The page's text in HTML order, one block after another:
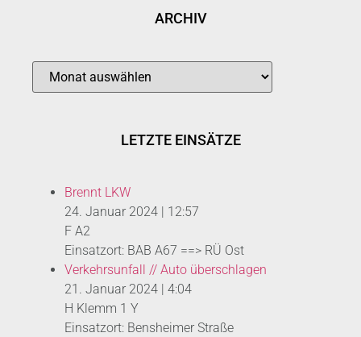
ARCHIV
LETZTE EINSÄTZE
Brennt LKW
24. Januar 2024 | 12:57
F A2
Einsatzort: BAB A67 ==> RÜ Ost
Verkehrsunfall // Auto überschlagen
21. Januar 2024 | 4:04
H Klemm 1 Y
Einsatzort: Bensheimer Straße